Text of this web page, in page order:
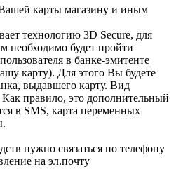
карты магазину и иным
технологию 3D Secure, для
необходимо будет пройти
в банке-эмитенте
карту). Для этого Вы будете
выдавшего карту. Вид
Как правило, это дополнительный
в SMS, карта переменных
нужно связаться по телефону
на эл.почту